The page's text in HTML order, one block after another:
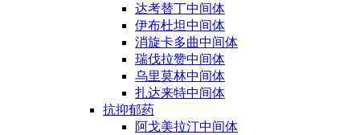
达考替丁中间体
伊布杜坦中间体
消旋卡多曲中间体
瑞伐拉赞中间体
乌里莫林中间体
扎达来特中间体
抗抑郁药
阿戈美拉汀中间体